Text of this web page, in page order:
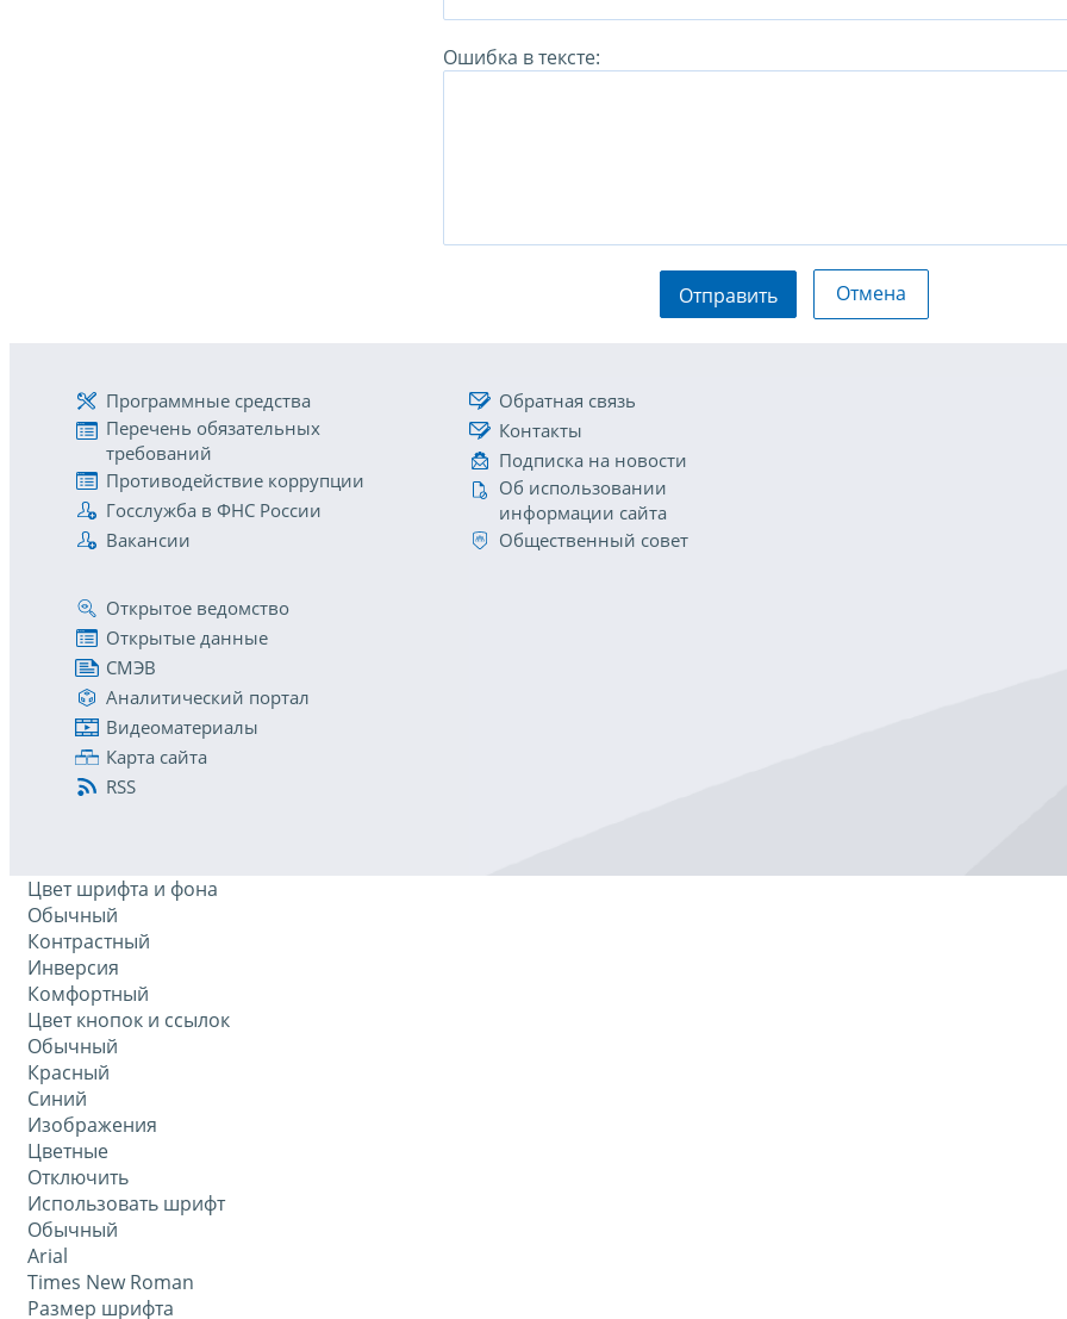
Ошибка в тексте:
Отправить Отмена
Программные средства
Перечень обязательных
требований
Противодействие коррупции
Госслужба в ФНС России
Вакансии
Обратная связь
Контакты
Подписка на новости
Об использовании
информации сайта
Общественный совет
Открытое ведомство
Открытые данные
СМЭВ
Аналитический портал
Видеоматериалы
Карта сайта
RSS
Цвет шрифта и фона
Обычный
Контрастный
Инверсия
Комфортный
Цвет кнопок и ссылок
Обычный
Красный
Синий
Изображения
Цветные
Отключить
Использовать шрифт
Обычный
Arial
Times New Roman
Размер шрифта